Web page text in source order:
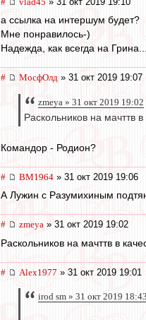
а ссылка на интершум будет?
Мне понравилось-)
Надежда, как всегда на
# МосфОлд » 31 окт 2019 19:07
zmeya » 31 окт 2019 19:02
Раскольников на мачттв в
Командор - Родион?
# BM1964 » 31 окт 2019 19:06
А Лужин с Разумихиным
# zmeya » 31 окт 2019 19:02
Раскольников на мачттв в
# Alex1977 » 31 окт 2019 19:01
irod sm » 31 окт 2019 18:43